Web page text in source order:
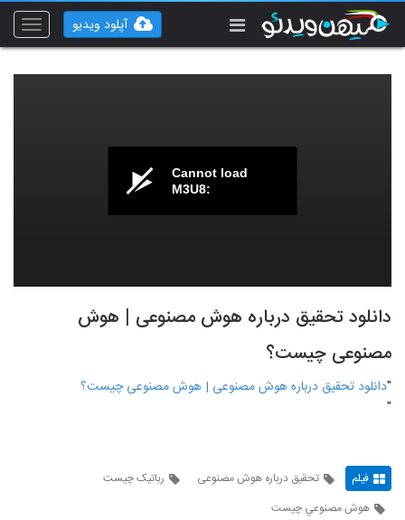
Toggle
آپلود ویدیو
Cannot load
M3U8:
دانلود تحقیق درباره هوش مصنوعی | هوش
مصنوعی چیست؟
"دانلود تحقیق درباره هوش مصنوعی | هوش مصنوعی چیست؟
"
فیلم تحقیق درباره هوش مصنوعی
رباتیک چیست
هوش مصنوعي چيست